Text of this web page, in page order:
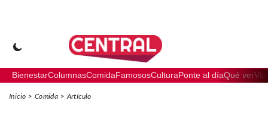
BienestarColumnasComidaFamososCulturaPonte al díaQué ver
Inicio Comida Artículo